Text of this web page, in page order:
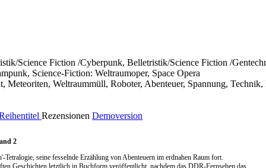
Science Fiction /Cyberpunk, Belletristik/Science Fiction /
Science-Fiction: Weltraumoper, Space Opera
Weltraummüll, Roboter, Abenteuer, Spannung, Technik,
Rezensionen Demoversion
2
seine fesselnde Erzählung von Abenteuern im erdnahen Raum fort.
Geschichten letztlich in Buchform veröffentlicht, nachdem das DDR-Fernsehen das